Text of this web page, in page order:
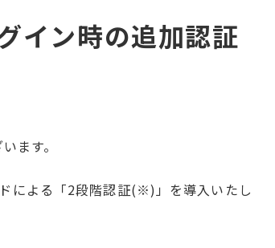
イン時の追加認証
ます。
による「2段階認証(※)」を導入いたし